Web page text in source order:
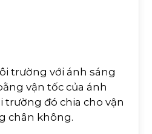
trường với ánh sáng
vận tốc của ánh
đó chia cho vận
chân không.